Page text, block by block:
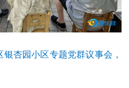
杏园小区专题党群议事会，